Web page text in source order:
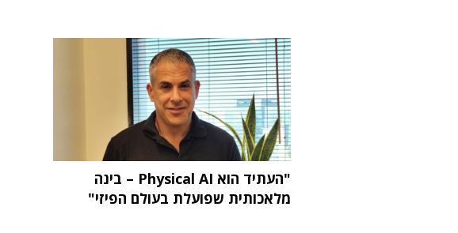
"העתיד הוא Physical AI – בינה
מלאכותית שפועלת בעולם הפיזי"